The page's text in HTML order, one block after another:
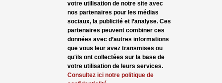
votre utilisation de notre site avec
nos partenaires pour les médias
sociaux, la publicité et l’analyse. Ces
partenaires peuvent combiner ces
données avec d’autres informations
que vous leur avez transmises ou
qu'ils ont collectées sur la base de
votre utilisation de leurs services.
Consultez ici notre politique de